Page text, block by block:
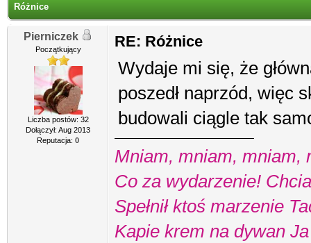
Różnice
Pierniczek
Początkujący
Liczba postów: 32
Dołączył: Aug 2013
Reputacja: 0
RE: Różnice
Wydaje mi się, że
poszedł naprzód, więc
budowali ciągle tak
Mniam, mniam, mniam,
Co za wydarzenie!
Spełnił ktoś marzenie
Kapie krem na dywan